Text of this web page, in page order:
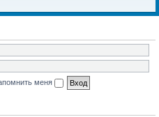
меня